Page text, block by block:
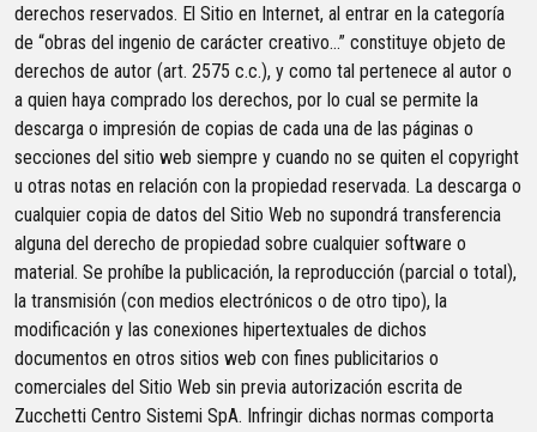
derechos reservados. El Sitio en Internet, al entrar en la categoría
de “obras del ingenio de carácter creativo…” constituye objeto de
derechos de autor (art. 2575 c.c.), y como tal pertenece al autor o
a quien haya comprado los derechos, por lo cual se permite la
descarga o impresión de copias de cada una de las páginas o
secciones del sitio web siempre y cuando no se quiten el copyright
u otras notas en relación con la propiedad reservada. La descarga o
cualquier copia de datos del Sitio Web no supondrá transferencia
alguna del derecho de propiedad sobre cualquier software o
material. Se prohíbe la publicación, la reproducción (parcial o total),
la transmisión (con medios electrónicos o de otro tipo), la
modificación y las conexiones hipertextuales de dichos
documentos en otros sitios web con fines publicitarios o
comerciales del Sitio Web sin previa autorización escrita de
Zucchetti Centro Sistemi SpA. Infringir dichas normas comporta